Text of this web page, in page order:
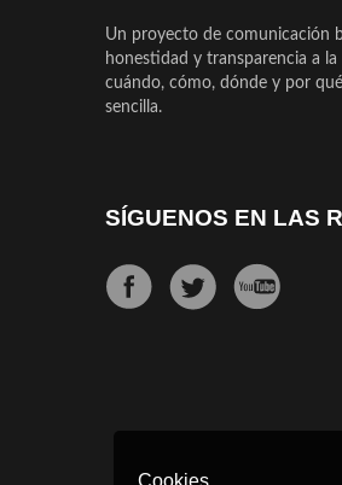
Un proyecto de comunicación
honestidad y transparencia a
cuándo, cómo, dónde y por
sencilla.
SÍGUENOS EN LAS
Cookies